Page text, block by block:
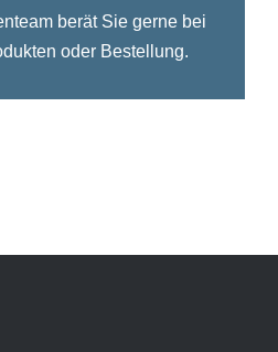
berät Sie gerne bei
oder Bestellung.